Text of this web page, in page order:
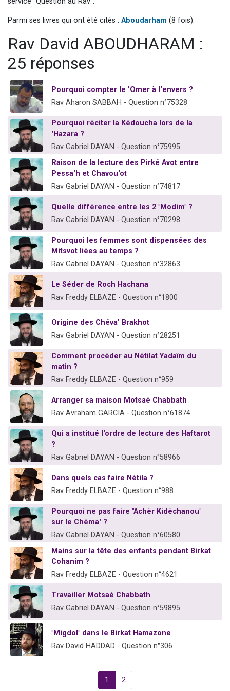
30 personnes viennent de faire un don pour Sauvez la jambe de Yohan
Il reste 49 places pour étudier en groupe sur Zoom
Parmi ses livres qui ont été cités : Aboudarham (8 fois).
Rav David ABOUDHARAM :
25 réponses
Pourquoi compter le 'Omer à l'envers ?
Rav Aharon SABBAH - Question n°75328
Pourquoi réciter la Kédoucha lors de la
'Hazara ?
Rav Gabriel DAYAN - Question n°75995
Raison de la lecture des Pirké Avot entre
Pessa'h et Chavou'ot
Rav Gabriel DAYAN - Question n°74817
Quelle différence entre les 2 "Modim" ?
Rav Gabriel DAYAN - Question n°70298
Pourquoi les femmes sont dispensées des
Mitsvot liées au temps ?
Rav Gabriel DAYAN - Question n°32863
Le Séder de Roch Hachana
Rav Freddy ELBAZE - Question n°1800
Origine des Chéva' Brakhot
Rav Gabriel DAYAN - Question n°28251
Comment procéder au Nétilat Yadaïm du
matin ?
Rav Freddy ELBAZE - Question n°959
Arranger sa maison Motsaé Chabbath
Rav Avraham GARCIA - Question n°61874
Qui a institué l'ordre de lecture des Haftarot
?
Rav Gabriel DAYAN - Question n°58966
Dans quels cas faire Nétila ?
Rav Freddy ELBAZE - Question n°988
Pourquoi ne pas faire "Achèr Kidéchanou"
sur le Chéma' ?
Rav Gabriel DAYAN - Question n°60580
Mains sur la tête des enfants pendant Birkat
Cohanim ?
Rav Freddy ELBAZE - Question n°4621
Travailler Motsaé Chabbath
Rav Gabriel DAYAN - Question n°59895
"Migdol" dans le Birkat Hamazone
Rav David HADDAD - Question n°306
1 2